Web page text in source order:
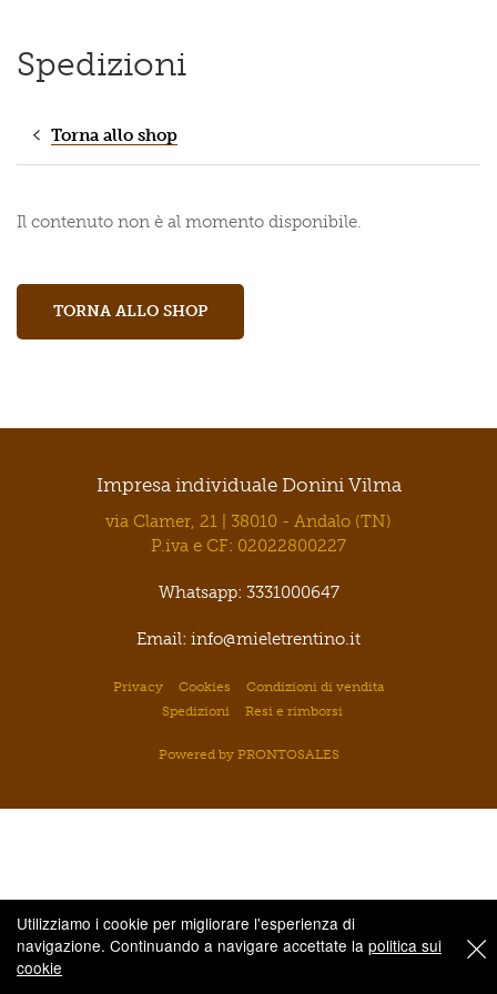
Utilizziamo i cookie per migliorare l'esperienza di
navigazione. Continuando a navigare accettate la politica sui
cookie
Spedizioni
Torna allo shop
Il contenuto non è al momento disponibile.
TORNA ALLO SHOP
Impresa individuale Donini Vilma
via Clamer, 21 | 38010 - Andalo (TN)
P.iva e CF: 02022800227
Whatsapp: 3331000647
Email: info@mieletrentino.it
Privacy Cookies
Condizioni di vendita
Spedizioni
Resi e rimborsi
Powered by PRONTOSALES